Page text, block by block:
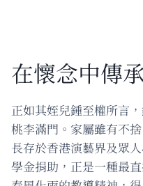
在懷念中傳
正如其姪兒鍾至權所言
桃李滿門。家屬雖有不
長存於香港演藝界及眾
學金捐助，正是一種最